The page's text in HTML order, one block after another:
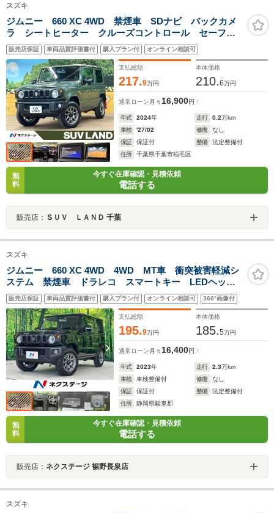
スズキ
ジムニー 660 XC 4WD 禁煙車 SDナビ バックカメ
ラ シートヒーター クルーズコントロール セーフテ
ィサポート LEDヘッド 純正16インチアルミ アイド
リングストップ ヘッドライトウォッシャー ETC
販売店保証 車両品質評価書付 購入プラン付 オンライン相談可
支払総額
217.9万円
本体価格
210.6万円
通常ローン 月々 16,900円
年式 2024年 走行 0.2万km
車検
'27/02 修復
なし
保証
保証付 整備
法定整備付
住所
千葉県千葉市稲毛区
無
料
今すぐ在庫確認・見積依頼
電話する
販売店： ＳＵＶ ＬＡＮＤ 千葉
スズキ
ジムニー 660 XC 4WD 4WD MT車 衝突被害軽減シ
ステム 禁煙車 ドラレコ スマートキー LEDヘッ
ド ETC クルコン 純正16インチアルミ 車線逸脱警
報 オートライト オートエアコン
販売店保証 車両品質評価書付 購入プラン付 オンライン相談可 360°画像付
支払総額
195.9万円
本体価格
185.5万円
通常ローン 月々 16,400円
年式 2023年 走行 2.3万km
車検
車検整備付 修復
なし
保証
保証付 整備
法定整備付
住所
静岡県駿東郡
無
料
今すぐ在庫確認・見積依頼
電話する
販売店： ネクステージ 裾野長泉店
スズキ